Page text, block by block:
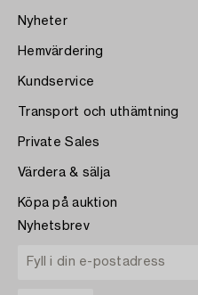
Nyheter
Hemvärdering
Kundservice
Transport och uthämtning
Private Sales
Värdera & sälja
Köpa på auktion
Nyhetsbrev